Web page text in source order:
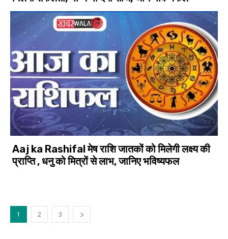
Aaj ka Rashifal मेष राशि जातकों को मिलेगी लक्ष्य की
प्राप्ति , धनु को मित्रों से लाभ, जानिए भविष्यफल
1 2 3